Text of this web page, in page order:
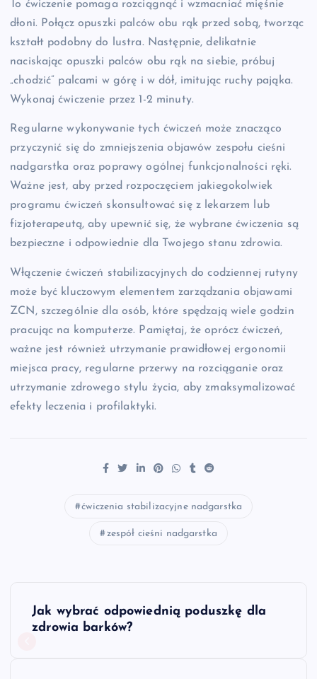
To ćwiczenie pomaga rozciągnąć i wzmacniać mięśnie
dłoni. Połącz opuszki palców obu rąk przed sobą, tworząc
kształt podobny do lustra. Następnie, delikatnie
naciskając opuszki palców obu rąk na siebie, próbuj
„chodzić” palcami w górę i w dół, imitując ruchy pająka.
Wykonaj ćwiczenie przez 1-2 minuty.
Regularne wykonywanie tych ćwiczeń może znacząco
przyczynić się do zmniejszenia objawów zespołu cieśni
nadgarstka oraz poprawy ogólnej funkcjonalności ręki.
Ważne jest, aby przed rozpoczęciem jakiegokolwiek
programu ćwiczeń skonsultować się z lekarzem lub
fizjoterapeutą, aby upewnić się, że wybrane ćwiczenia są
bezpieczne i odpowiednie dla Twojego stanu zdrowia.
Włączenie ćwiczeń stabilizacyjnych do codziennej rutyny
może być kluczowym elementem zarządzania objawami
ZCN, szczególnie dla osób, które spędzają wiele godzin
pracując na komputerze. Pamiętaj, że oprócz ćwiczeń,
ważne jest również utrzymanie prawidłowej ergonomii
miejsca pracy, regularne przerwy na rozciąganie oraz
utrzymanie zdrowego stylu życia, aby zmaksymalizować
efekty leczenia i profilaktyki.
ćwiczenia stabilizacyjne nadgarstka
zespół cieśni nadgarstka
NJak wybrać odpowiednią poduszkę dla
zdrowia barków?